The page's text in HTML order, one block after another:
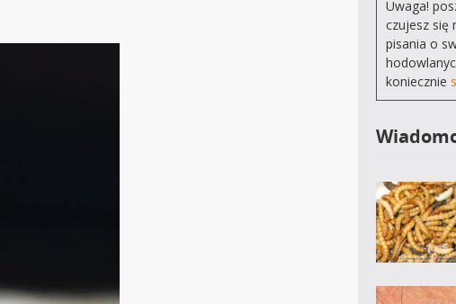
Uwaga!
czujesz się
pisania o
koniecznie